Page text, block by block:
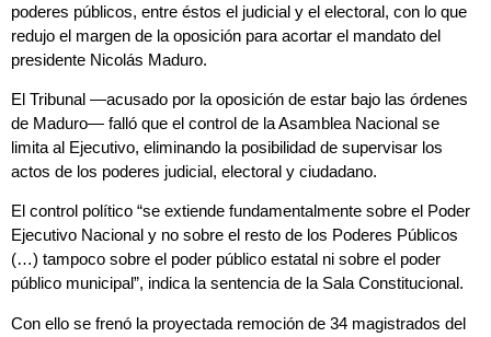
poderes públicos, entre éstos el judicial y el electoral, con lo que
redujo el margen de la oposición para acortar el mandato del
presidente Nicolás Maduro.
El Tribunal —acusado por la oposición de estar bajo las órdenes
de Maduro— falló que el control de la Asamblea Nacional se
limita al Ejecutivo, eliminando la posibilidad de supervisar los
actos de los poderes judicial, electoral y ciudadano.
El control político “se extiende fundamentalmente sobre el Poder
Ejecutivo Nacional y no sobre el resto de los Poderes Públicos
(…) tampoco sobre el poder público estatal ni sobre el poder
público municipal”, indica la sentencia de la Sala Constitucional.
Con ello se frenó la proyectada remoción de 34 magistrados del